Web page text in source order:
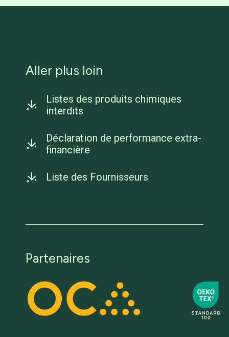
Aller plus loin
Listes des produits chimiques
interdits
Déclaration de performance extra-
financière
Liste des Fournisseurs
Partenaires